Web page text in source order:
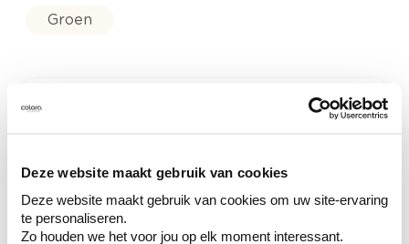
Deze website maakt gebruik van cookies
Deze website maakt gebruik van cookies om uw site-ervaring
te personaliseren.
Zo houden we het voor jou op elk moment interessant.
Groen
ruimtes.
Krijg kleuradvies op basis van de lichtinval
en je meubels.